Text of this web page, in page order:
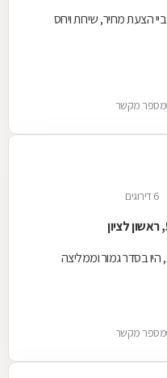
הצעת מחיר, שירות ויחס
מספר מקשר
6 דירוגים
היו בסדר גמור וממליצה
מספר מקשר